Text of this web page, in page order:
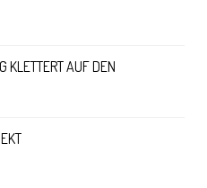
KLETTERT AUF DEN